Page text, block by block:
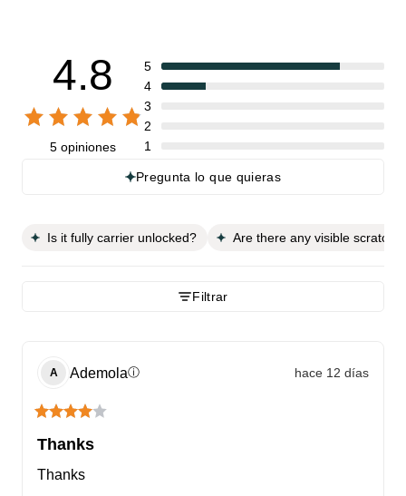
4.8
5 opiniones
5
4
3
2
1
Pregunta lo que quieras
Is it fully carrier unlocked? Are there any visible
Filtrar
A Ademolaⓘ hace 12 días
Thanks
Thanks